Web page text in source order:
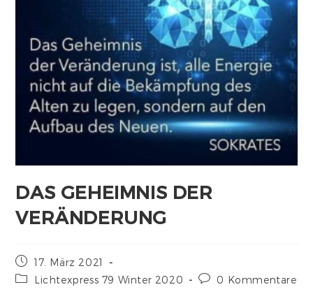
DAS GEHEIMNIS DER
VERÄNDERUNG
17. März 2021
Lichtexpress 79 Winter 2020
0 Kommentare